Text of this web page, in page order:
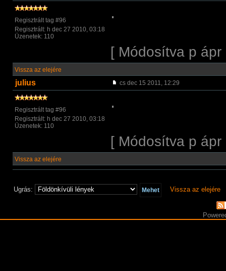
Regisztrált tag #96
Regisztrált: h dec 27 2010, 03:18
Üzenetek: 110
.
[ Módosítva p
Vissza az elejére
julius cs dec 15 2011, 12:29
Regisztrált tag #96
Regisztrált: h dec 27 2010, 03:18
Üzenetek: 110
.
[ Módosítva p
Vissza az elejére
Ugrás: Vissza az elejére